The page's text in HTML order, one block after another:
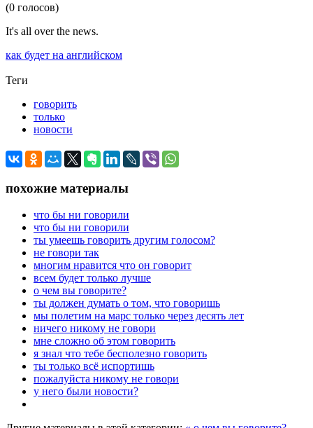
(0 голосов)
It's all over the news.
как будет на английском
Теги
говорить
только
новости
похожие материалы
что бы ни говорили
что бы ни говорили
ты умеешь говорить другим голосом?
не говори так
многим нравится что он говорит
всем будет только лучше
о чем вы говорите?
ты должен думать о том, что говоришь
мы полетим на марс только через десять лет
ничего никому не говори
мне сложно об этом говорить
я знал что тебе бесполезно говорить
ты только всё испортишь
пожалуйста никому не говори
у него были новости?